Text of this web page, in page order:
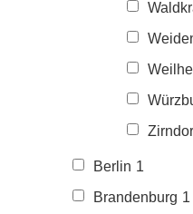
Berlin 1
Brandenburg 1